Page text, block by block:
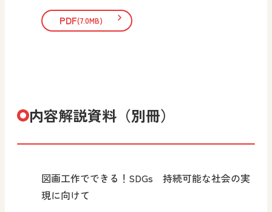
PDF(7.0MB)
内容解説資料（別冊）
図画工作でできる！SDGs 持続可能な社会の実
現に向けて